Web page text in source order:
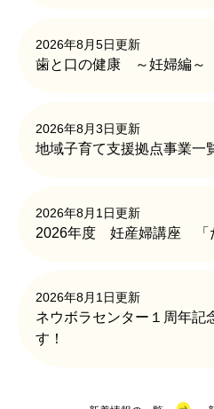
2026年8月5日更新
歯と口の健康 ～妊婦編～
2026年8月3日更新
地域子育て支援拠点事業一
2026年8月1日更新
2026年度 妊産婦講座 「
2026年8月1日更新
ネウボラセンター１周年記
す！